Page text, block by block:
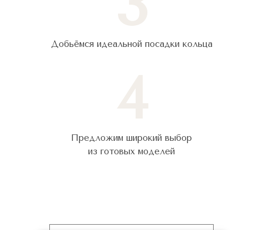
Добьёмся идеальной посадки кольца
Предложим широкий выбор
из готовых моделей